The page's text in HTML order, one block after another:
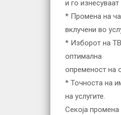
и го
* Промена на
вклучени во
* Изборот на ТВ
оптимална
опременост на
* Точноста на
на услугите.
Секоја промена